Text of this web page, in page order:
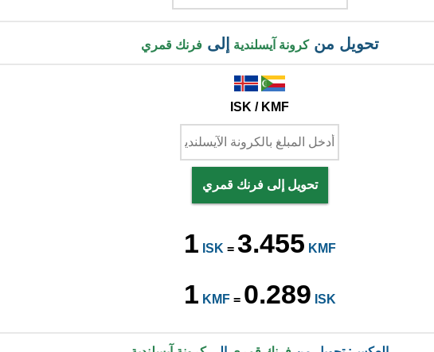
تحويل منكرونة آيسلندية إلىفرنك قمري
ISK / KMF
تحويل إلى فرنك قمري
1 ISK = 3.455 KMF
1 KMF= 0.289 ISK